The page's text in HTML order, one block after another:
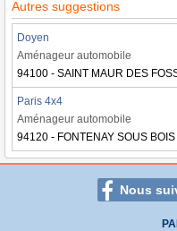
Autres suggestions
Doyen
Aménageur automobile
94100 - SAINT MAUR DES
Paris 4x4
Aménageur automobile
94120 - FONTENAY SOUS BOIS
Nous